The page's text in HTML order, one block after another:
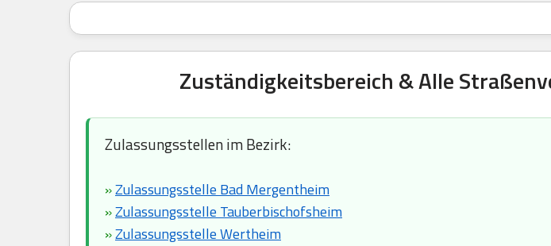
Zuständigkeitsbereich & Alle
Zulassungsstellen im Bezirk:
»Zulassungsstelle Bad Mergentheim
»Zulassungsstelle Tauberbischofsheim
»Zulassungsstelle Wertheim